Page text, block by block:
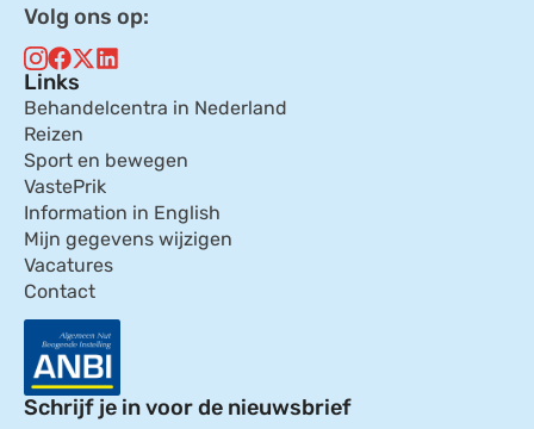
Volg ons op:
Links
Behandelcentra in Nederland
Reizen
Sport en bewegen
VastePrik
Information in English
Mijn gegevens wijzigen
Vacatures
Contact
Schrijf je in voor de nieuwsbrief